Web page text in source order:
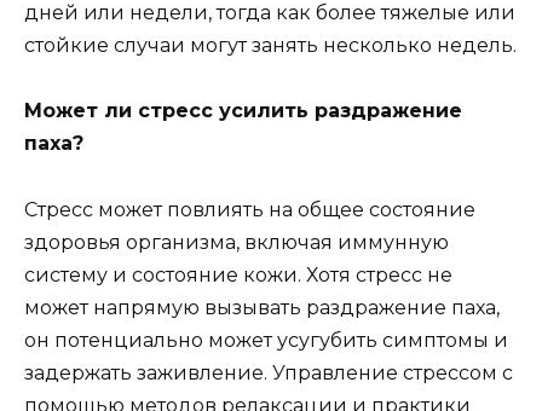
дней или недели, тогда как более тяжелые или
стойкие случаи могут занять несколько недель.
Может ли стресс усилить раздражение
паха?
Стресс может повлиять на общее состояние
здоровья организма, включая иммунную
систему и состояние кожи. Хотя стресс не
может напрямую вызывать раздражение паха,
он потенциально может усугубить симптомы и
задержать заживление. Управление стрессом с
помощью методов релаксации и практики